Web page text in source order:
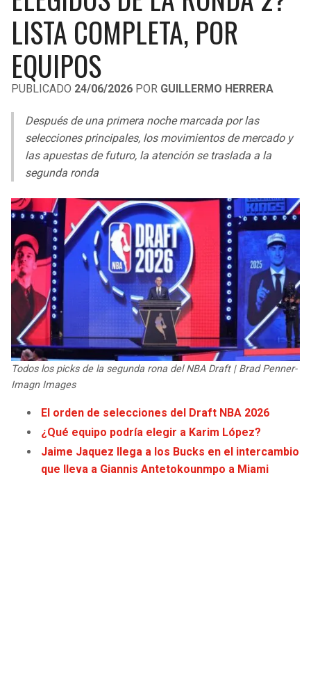
LIGA DE EXPANSIÓN MX
LEAGUES CUP
UEFA EUROPA LEAGUE
UEFA CONFERENCE LEAGUE
MLS
COPA SUDAMERICANA
LIGA BETPLAY
OTRAS LIGAS
RAIDERS
CHARGERS
BENGALS
BROWNS
STEELERS
TEXANS
COLTS
JAGUARS
TITANS
GIANTS
EAGLES
CAVALIERS
PISTONS
BUCKS
HAWKS
HORNETS
HEAT
MAGIC
WIZARDS
WARRIORS
LAKERS
SUNS
LISTA COMPLETA, POR
EQUIPOS
PUBLICADO 24/06/2026 POR GUILLERMO HERRERA
Después de una primera noche marcada por las
selecciones principales, los movimientos de mercado y
las apuestas de futuro, la atención se traslada a la
segunda ronda
Todos los picks de la segunda rona del NBA Draft | Brad Penner-
Imagn Images
El orden de selecciones del Draft NBA 2026
¿Qué equipo podría elegir a Karim López?
Jaime Jaquez llega a los Bucks en el intercambio
que lleva a Giannis Antetokounmpo a Miami